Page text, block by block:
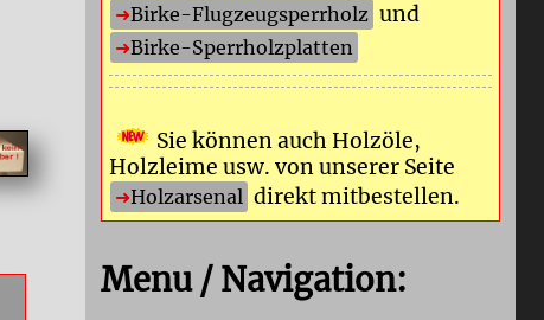
Birke-Flugzeugsperrholz und
Birke-Sperrholzplatten
Sie können auch Holzöle,
Holzleime usw. von unserer Seite
Holzarsenal direkt mitbestellen.
Menu / Navigation: